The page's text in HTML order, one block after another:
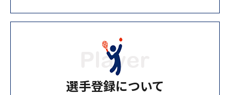
選⼿登録について